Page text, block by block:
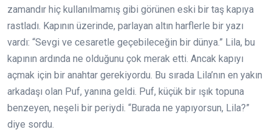
zamandır hiç kullanılmamış gibi görünen eski bir taş kapıya
rastladı. Kapının üzerinde, parlayan altın harflerle bir yazı
vardı: “Sevgi ve cesaretle geçebileceğin bir dünya.” Lila, bu
kapının ardında ne olduğunu çok merak etti. Ancak kapıyı
açmak için bir anahtar gerekiyordu. Bu sırada Lila’nın en yakın
arkadaşı olan Puf, yanına geldi. Puf, küçük bir ışık topuna
benzeyen, neşeli bir periydi. “Burada ne yapıyorsun, Lila?”
diye sordu.